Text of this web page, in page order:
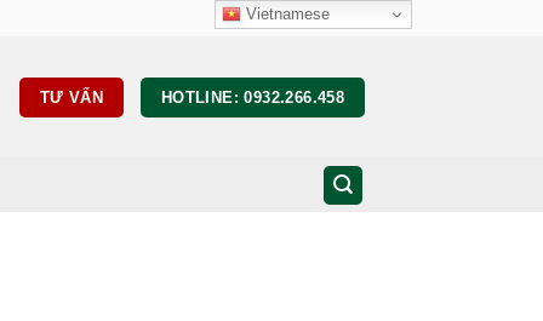
TƯ VẤN HOTLINE: 0932.266.458
Vietnamese